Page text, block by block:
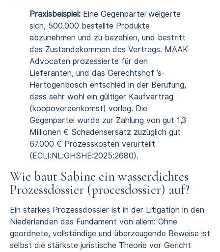
Praxisbeispiel: Eine Gegenpartei weigerte
sich, 500.000 bestellte Produkte
abzunehmen und zu bezahlen, und bestritt
das Zustandekommen des Vertrags. MAAK
Advocaten prozessierte für den
Lieferanten, und das Gerechtshof ’s-
Hertogenbosch entschied in der Berufung,
dass sehr wohl ein gültiger Kaufvertrag
(koopovereenkomst) vorlag. Die
Gegenpartei wurde zur Zahlung von gut 1,3
Millionen € Schadensersatz zuzüglich gut
67.000 € Prozesskosten verurteilt
(ECLI:NL:GHSHE:2025:2680).
Wie baut Sabine ein wasserdichtes
Prozessdossier (procesdossier) auf?
Ein starkes Prozessdossier ist in der Litigation in den
Niederlanden das Fundament von allem: Ohne
geordnete, vollständige und überzeugende Beweise ist
selbst die stärkste juristische Theorie vor Gericht